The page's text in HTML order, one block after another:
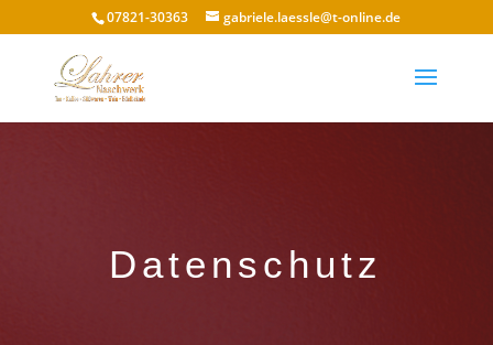
07821-30363 gabriele.laessle@t-online.de
Datenschutz